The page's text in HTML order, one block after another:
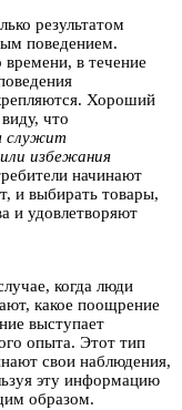
результатом
поведением.
времени, в течение
Хороший
что
служит
избежания
начинают
и выбирать товары,
и удовлетворяют
когда люди
какое поощрение
выступает
опыта. Этот тип
свои наблюдения,
эту информацию
образом.